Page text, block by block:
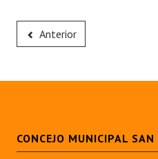
Anterior
CONCEJO MUNICIPAL